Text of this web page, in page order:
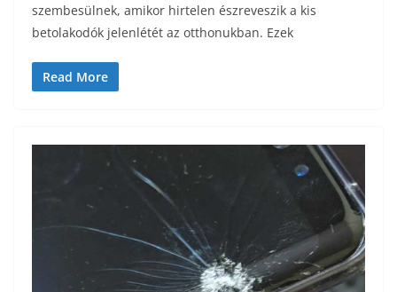
szembesülnek, amikor hirtelen észreveszik a kis
betolakodók jelenlétét az otthonukban. Ezek
Read More